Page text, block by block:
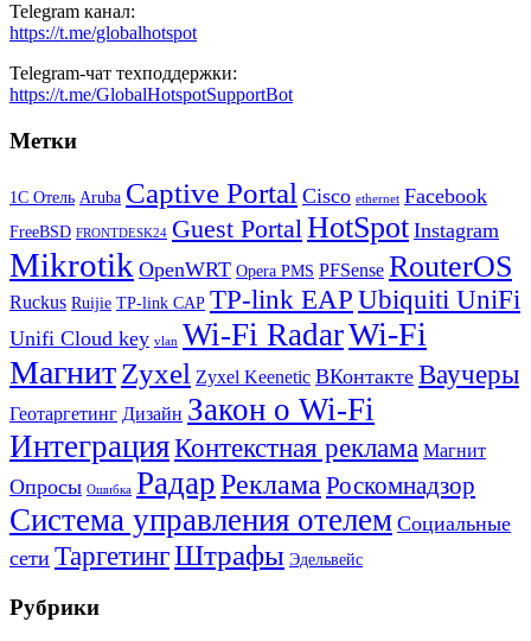
Telegram канал:
https://t.me/globalhotspot
Telegram-чат техподдержки:
https://t.me/GlobalHotspotSupportBot
Метки
1С Отель Aruba Captive Portal Cisco ethernet Facebook
FreeBSD FRONTDESK24 Guest Portal HotSpot Instagram
Mikrotik OpenWRT Opera PMS PFSense RouterOS
Ruckus Ruijie TP-link CAP TP-link EAP Ubiquiti UniFi
Unifi Cloud key vlan Wi-Fi RadarWi-Fi
МагнитZyxel Zyxel Keenetic ВКонтакте Ваучеры
Геотаргетинг Дизайн Закон о Wi-Fi
ИнтеграцияКонтекстная реклама Магнит
Опросы Ошибка РадарРеклама Роскомнадзор
Система управления отелем Социальные
сети ТаргетингШтрафы Эдельвейс
Рубрики